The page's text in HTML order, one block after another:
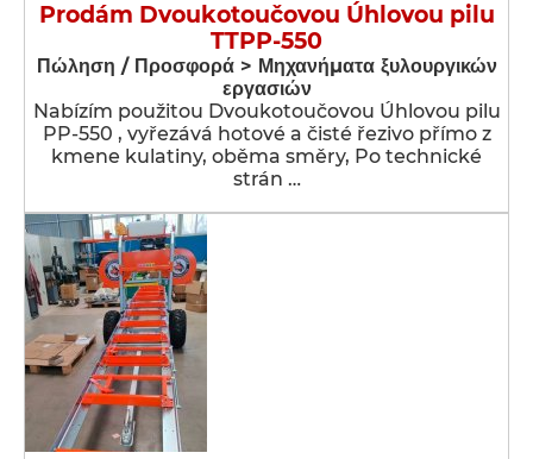
Prodám Dvoukotoučovou Úhlovou pilu
TTPP-550
Πώληση / Προσφορά > Μηχανήματα ξυλουργικών
εργασιών
Nabízím použitou Dvoukotoučovou Úhlovou pilu
PP-550 , vyřezává hotové a čisté řezivo přímo z
kmene kulatiny, oběma směry, Po technické
strán …